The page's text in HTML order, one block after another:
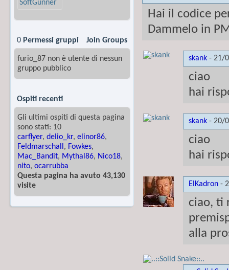
Join Groups
0 Permessi gruppi
furio_87 non è utente di nessun
gruppo pubblico
Ospiti recenti
Gli ultimi ospiti di questa pagina
sono stati: 10
carflyer, delio_kr, elinor86,
Feldmarschall , Fowkes,
Mac_Bandit, Mythal86, Nico18,
nito, ocarrubba
Questa pagina ha avuto 43,130
visite
Hai il codice
Dammelo in
skank - 21/
ciao
hai
skank - 20/
ciao
hai
ElKadron -
ciao, ti
alla